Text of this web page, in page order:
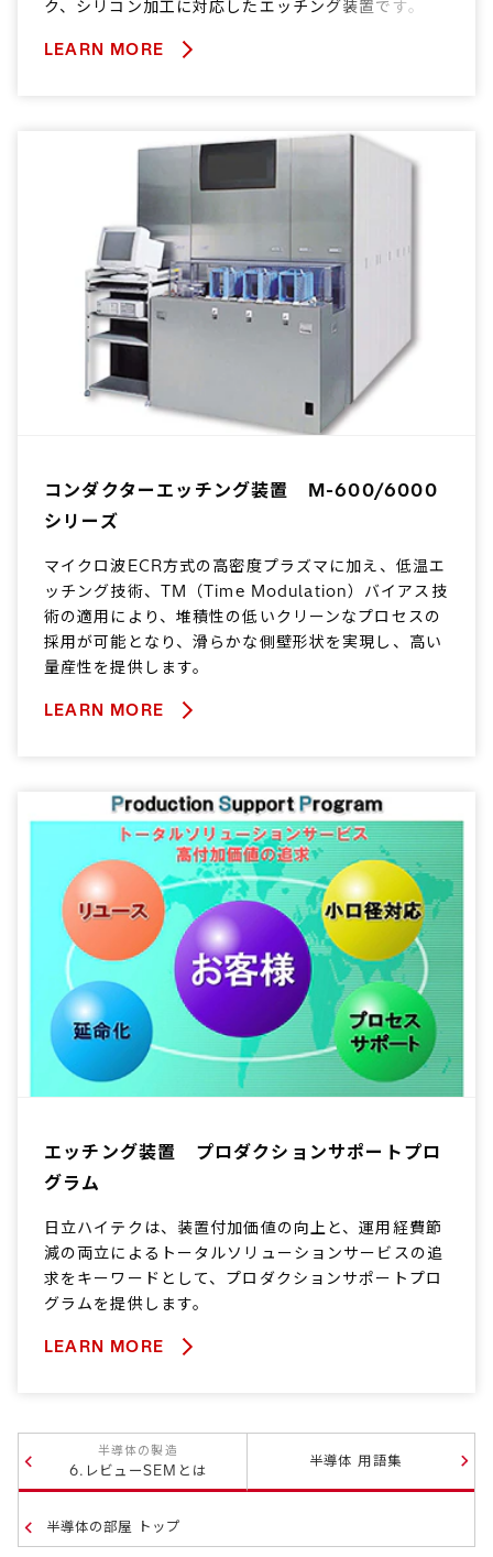
ク、シリコン加工に対応したエッチング装置です。
LEARN MORE
コンダクターエッチング装置 M-600/6000
シリーズ
マイクロ波ECR方式の高密度プラズマに加え、低温エ
ッチング技術、TM（Time Modulation）バイアス技
術の適用により、堆積性の低いクリーンなプロセスの
採用が可能となり、滑らかな側壁形状を実現し、高い
量産性を提供します。
LEARN MORE
エッチング装置 プロダクションサポートプロ
グラム
日立ハイテクは、装置付加価値の向上と、運用経費節
減の両立によるトータルソリューションサービスの追
求をキーワードとして、プロダクションサポートプロ
グラムを提供します。
LEARN MORE
半導体の製造
6.レビューSEMとは
半導体 用語集
半導体の部屋 トップ